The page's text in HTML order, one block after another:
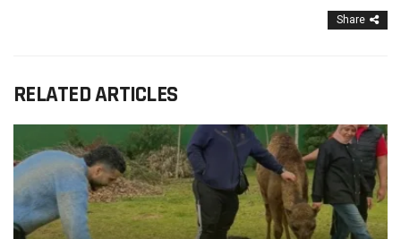
Share
RELATED ARTICLES